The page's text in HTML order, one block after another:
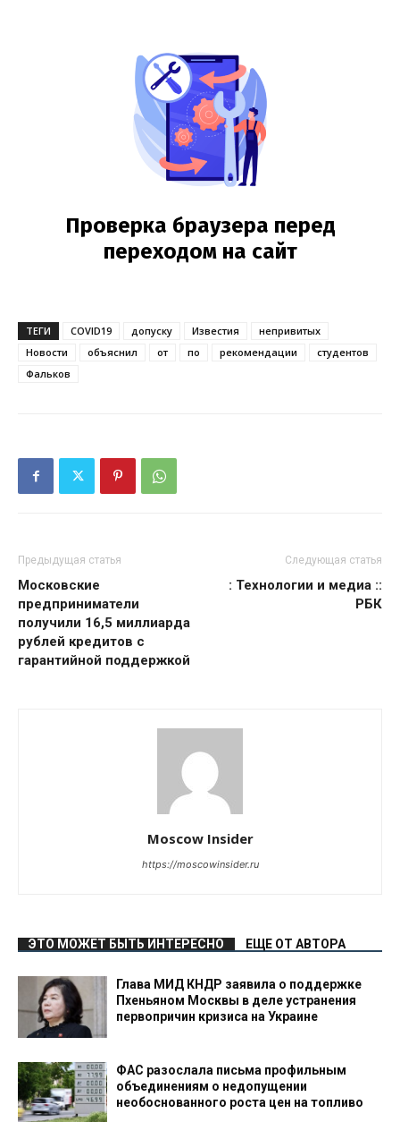
ТЕГИ COVID19 допуску Известия
непривитых
Новости
объяснил от по рекомендации
студентов
Фальков
Предыдущая статья
Московские
предприниматели
получили 16,5 миллиарда
рублей кредитов с
гарантийной поддержкой
Следующая статья
: Технологии и медиа ::
РБК
Moscow Insider
https://moscowinsider.ru
ЭТО МОЖЕТ БЫТЬ ИНТЕРЕСНО ЕЩЕ ОТ АВТОРА
Глава МИД КНДР заявила о поддержке
Пхеньяном Москвы в деле устранения
первопричин кризиса на Украине
ФАС разослала письма профильным
объединениям о недопущении
необоснованного роста цен на топливо